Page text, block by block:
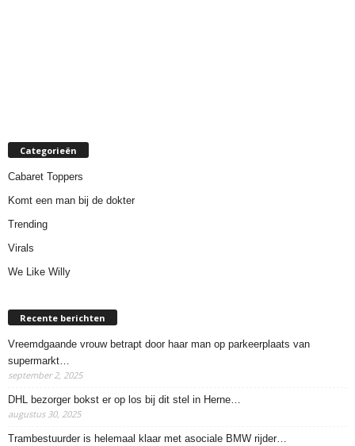
Categorieën
Cabaret Toppers
Komt een man bij de dokter
Trending
Virals
We Like Willy
Recente berichten
Vreemdgaande vrouw betrapt door haar man op parkeerplaats van
supermarkt…
september 2, 2025
DHL bezorger bokst er op los bij dit stel in Herne…
augustus 30, 2025
Trambestuurder is helemaal klaar met asociale BMW rijder…